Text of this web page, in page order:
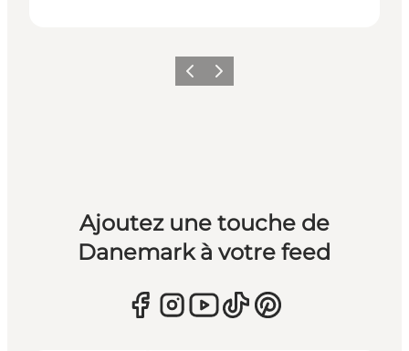
PrécédentSuivant
Ajoutez une touche de
Danemark à votre feed